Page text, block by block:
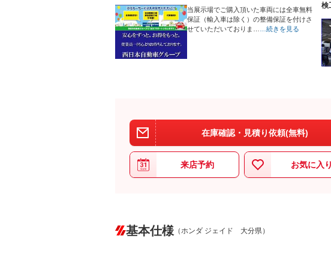
当展示場でご購入頂いた車両には全車無料
保証（輸入車は除く）の整備保証を付けさ
せていただいておりま…
…続きを見る
検
在庫確認・見積り依頼(無料)
来店予約 お気に入り
基本仕様 （ホンダ ジェイド 大分県）